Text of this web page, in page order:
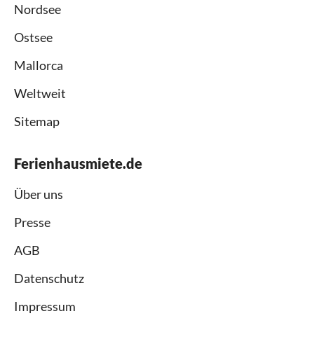
Nordsee
Ostsee
Mallorca
Weltweit
Sitemap
Ferienhausmiete.de
Über uns
Presse
AGB
Datenschutz
Impressum